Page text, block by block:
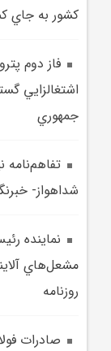
کشور به جاي
اشتغالزايي
جمهوري
تفاهم‌نامه
شداهواز-
نماينده
روزنامه
صادرات